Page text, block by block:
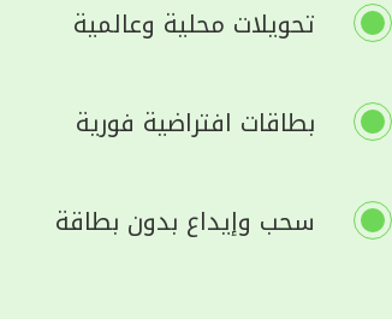
تحويلات محلية وعالمية
بطاقات افتراضية فورية
سحب وإيداع بدون بطاقة